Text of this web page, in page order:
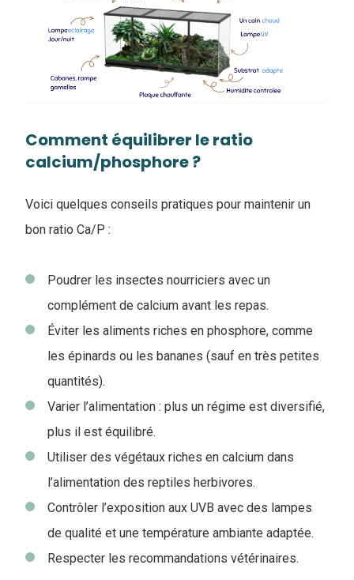
Comment équilibrer le ratio
calcium/phosphore ?
Voici quelques conseils pratiques pour maintenir un
bon ratio Ca/P :
Poudrer les insectes nourriciers avec un
complément de calcium avant les repas.
Éviter les aliments riches en phosphore, comme
les épinards ou les bananes (sauf en très petites
quantités).
Varier l’alimentation : plus un régime est diversifié,
plus il est équilibré.
Utiliser des végétaux riches en calcium dans
l’alimentation des reptiles herbivores.
Contrôler l’exposition aux UVB avec des lampes
de qualité et une température ambiante adaptée.
Respecter les recommandations vétérinaires.